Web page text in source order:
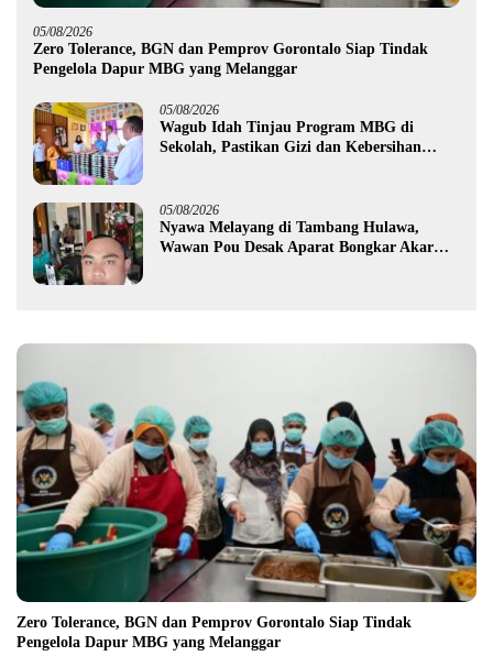
05/08/2026
Zero Tolerance, BGN dan Pemprov Gorontalo Siap Tindak
Pengelola Dapur MBG yang Melanggar
05/08/2026
Wagub Idah Tinjau Program MBG di
Sekolah, Pastikan Gizi dan Kebersihan
05/08/2026
Nyawa Melayang di Tambang Hulawa,
Wawan Pou Desak Aparat Bongkar Akar
Zero Tolerance, BGN dan Pemprov Gorontalo Siap Tindak
Pengelola Dapur MBG yang Melanggar